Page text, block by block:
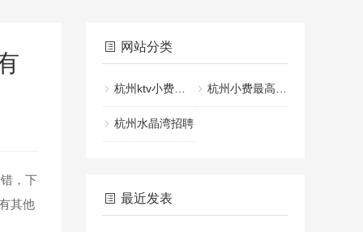
，下
其他
网站分类
杭州ktv小费一般给多少 杭州小费最高的KTV招聘
杭州水晶湾招聘
最近发表